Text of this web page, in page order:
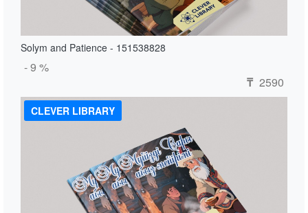
Solym and Patience - 151538828
- 9 %
₸ 2590
CLEVER LIBRARY